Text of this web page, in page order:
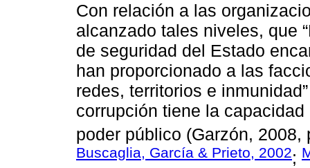
Con relación a las
alcanzado tales niveles, que
de seguridad del Estado
han proporcionado a las
redes, territorios e
corrupción tiene la
poder público (Garzón,
Buscaglia, García & Prieto, 2002;